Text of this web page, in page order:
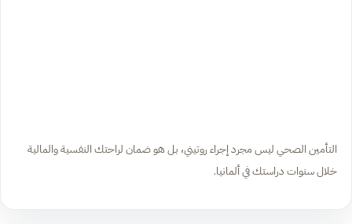
التأمين الصحي ليس مجرد إجراء روتيني، بل هو ضمان لراحتك النفسية والمالية
خلال سنوات دراستك في ألمانيا.